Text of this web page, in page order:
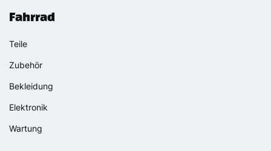
Fahrrad
Teile
Zubehör
Bekleidung
Elektronik
Wartung